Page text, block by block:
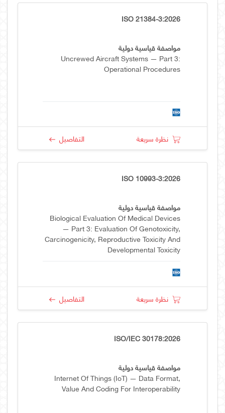
ISO 21384-3:2026
مواصفة قياسية دولية
Uncrewed Aircraft Systems — Part 3:
Operational Procedures
نظرة سريعة التفاصيل
ISO 10993-3:2026
مواصفة قياسية دولية
Biological Evaluation Of Medical Devices
— Part 3: Evaluation Of Genotoxicity,
Carcinogenicity, Reproductive Toxicity And
Developmental Toxicity
نظرة سريعة التفاصيل
ISO/IEC 30178:2026
مواصفة قياسية دولية
Internet Of Things (IoT) — Data Format,
Value And Coding For Interoperability